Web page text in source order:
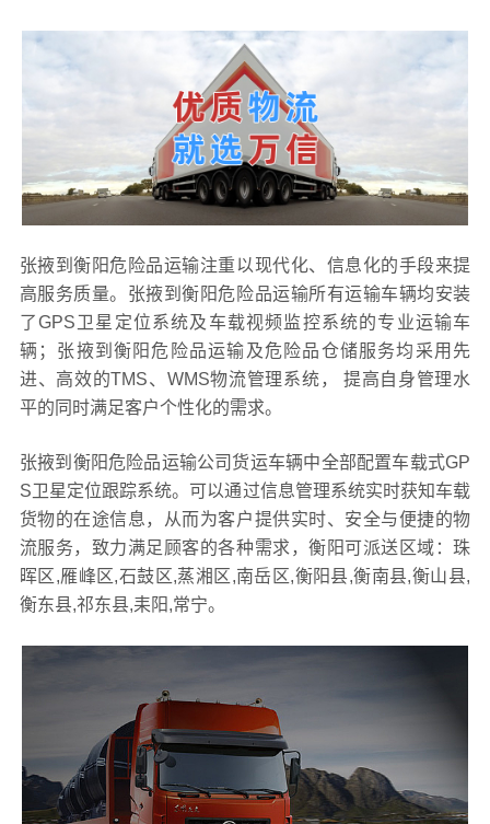
张掖到衡阳危险品运输注重以现代化、信息化的手段来提
高服务质量。张掖到衡阳危险品运输所有运输车辆均安装
了GPS卫星定位系统及车载视频监控系统的专业运输车
辆；张掖到衡阳危险品运输及危险品仓储服务均采用先
进、高效的TMS、WMS物流管理系统， 提高自身管理水
平的同时满足客户个性化的需求。
张掖到衡阳危险品运输公司货运车辆中全部配置车载式GP
S卫星定位跟踪系统。可以通过信息管理系统实时获知车载
货物的在途信息，从而为客户提供实时、安全与便捷的物
流服务，致力满足顾客的各种需求，衡阳可派送区域：珠
晖区,雁峰区,石鼓区,蒸湘区,南岳区,衡阳县,衡南县,衡山县,
衡东县,祁东县,耒阳,常宁。